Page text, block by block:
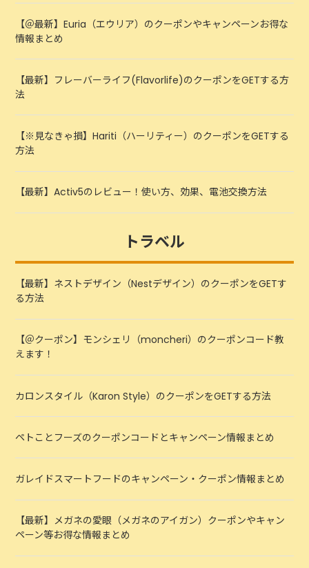
【＠最新】Euria（エウリア）のクーポンやキャンペーンお得な
情報まとめ
【最新】フレーバーライフ(Flavorlife)のクーポンをGETする方
法
【※見なきゃ損】Hariti（ハーリティー）のクーポンをGETする
方法
【最新】Activ5のレビュー！使い方、効果、電池交換方法
トラベル
【最新】ネストデザイン（Nestデザイン）のクーポンをGETす
る方法
【＠クーポン】モンシェリ（moncheri）のクーポンコード教
えます！
カロンスタイル（Karon Style）のクーポンをGETする方法
ペトことフーズのクーポンコードとキャンペーン情報まとめ
ガレイドスマートフードのキャンペーン・クーポン情報まとめ
【最新】メガネの愛眼（メガネのアイガン）クーポンやキャン
ペーン等お得な情報まとめ